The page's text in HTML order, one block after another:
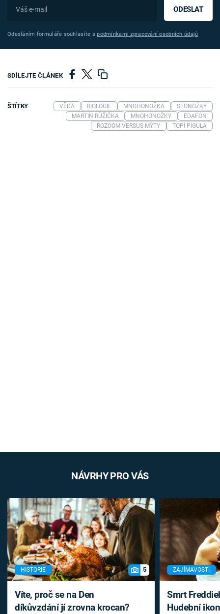
ODESLAT
Odesláním formuláře souhlasíte spodmínkami zpracování osobních údajů
SDÍLEJTE ČLÁNEK
ŠTÍTKY VĚDA BIOLOGIE MNOHONOŽKA
STONOŽKY
MARTIN RŮŽIČKA
MNOHONOŽKY
EDAFON
ROZOOM VERSUS MÝTY
TOPI PIGULA
NÁVRHY PRO VÁS
HISTORIE 5
Víte, proč se na Den
díkůvzdání jí zrovna krocan?
ZAJÍMAVOSTI
Smrt
Hudební